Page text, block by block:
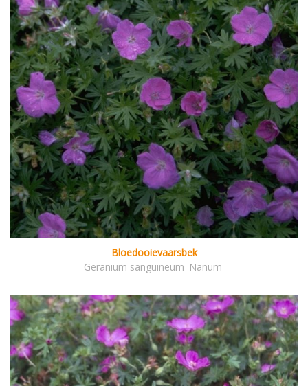
Bloedooievaarsbek
Geranium sanguineum 'Nanum'